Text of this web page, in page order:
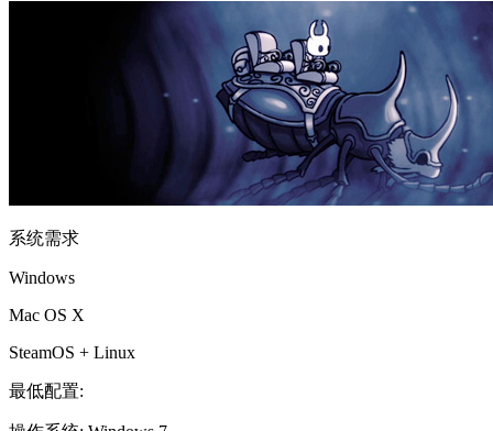
系统需求
Windows
Mac OS X
SteamOS + Linux
最低配置: